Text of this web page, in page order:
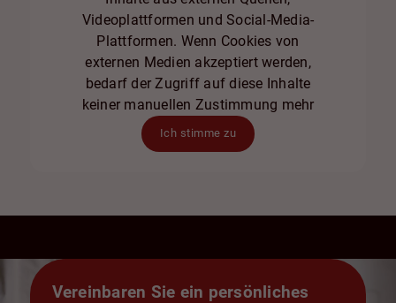
Videoplattformen und Social-Media-
Plattformen. Wenn Cookies von
externen Medien akzeptiert werden,
bedarf der Zugriff auf diese Inhalte
keiner manuellen Zustimmung mehr
Ich stimme zu
Vereinbaren Sie ein persönliches